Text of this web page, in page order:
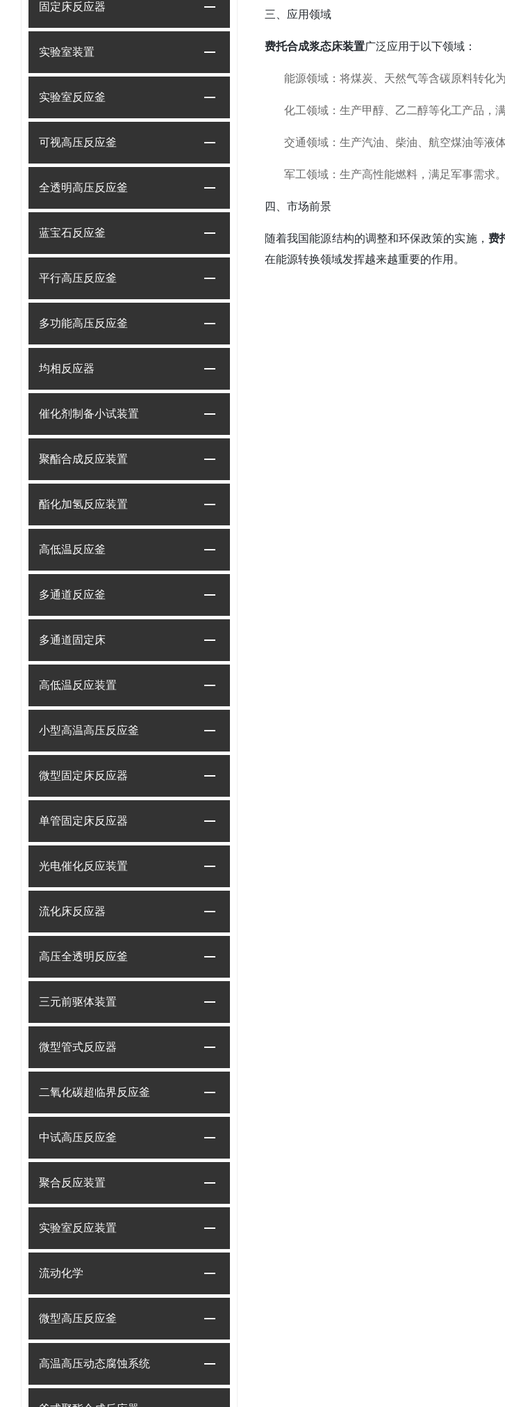
固定床反应器
实验室装置
实验室反应釜
可视高压反应釜
全透明高压反应釜
蓝宝石反应釜
平行高压反应釜
多功能高压反应釜
均相反应器
催化剂制备小试装置
聚酯合成反应装置
酯化加氢反应装置
高低温反应釜
多通道反应釜
多通道固定床
高低温反应装置
小型高温高压反应釜
微型固定床反应器
单管固定床反应器
光电催化反应装置
流化床反应器
高压全透明反应釜
三元前驱体装置
微型管式反应器
二氧化碳超临界反应釜
中试高压反应釜
聚合反应装置
实验室反应装置
流动化学
微型高压反应釜
高温高压动态腐蚀系统
三、应用领域
费托合成浆态床装置广泛应用于以下领域：
能源领域：将煤炭、天然气等含碳原料转化
化工领域：生产甲醇、乙二醇等化工产品，
交通领域：生产汽油、柴油、航空煤油等液
军工领域：生产高性能燃料，满足军事需求。
四、市场前景
随着我国能源结构的调整和环保政策的实施， 费
在能源转换领域发挥越来越重要的作用。